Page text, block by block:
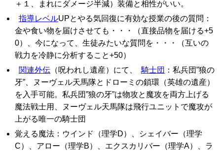
＋１、まれにダメージ半減）装備と相性がいい。
指導レベルUPとやる気回復に有効な授業の後の質問：
金や食い物を届けさせても・・・（直接品物を届ける+5
0）、今になって、生徒みたいな質問を・・・（互いの
戦力を冷静に分析すること+50）
関連外伝 （呪われし遺産）にて、 騎士団 ：私兵団”狼の
牙”、ヌーヴェル天馬隊とドローミの鎖環（英雄の遺産）
を入手可能。私兵団”狼の牙”は物攻と魔攻を両方上げる
魔法戦士用、ヌーヴェル天馬隊は飛行ユニットで魔攻が
上がる唯一の騎士団
覚える魔法：ウインド（理学D）、シェイバー（理学
C）、アロー（理学B）、エクスカリバー（理学A）、ラ